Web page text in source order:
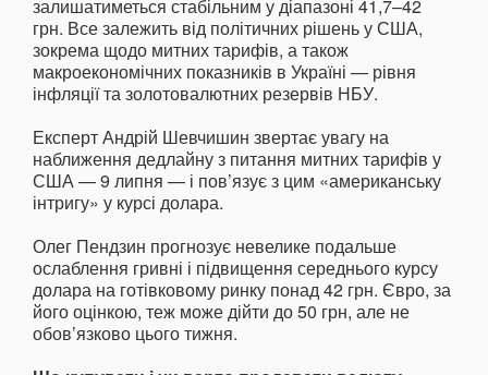
залишатиметься стабільним у діапазоні 41,7–42
грн. Все залежить від політичних рішень у США,
зокрема щодо митних тарифів, а також
макроекономічних показників в Україні — рівня
інфляції та золотовалютних резервів НБУ.
Експерт Андрій Шевчишин звертає увагу на
наближення дедлайну з питання митних тарифів у
США — 9 липня — і пов’язує з цим «американську
інтригу» у курсі долара.
Олег Пендзин прогнозує невелике подальше
ослаблення гривні і підвищення середнього курсу
долара на готівковому ринку понад 42 грн. Євро, за
його оцінкою, теж може дійти до 50 грн, але не
обов’язково цього тижня.